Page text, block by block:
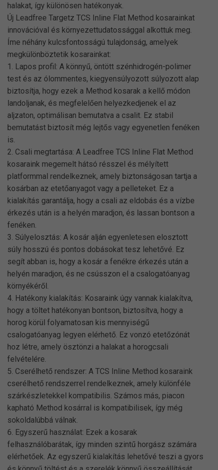
halakat, így különösen hatékonyak.
Új Leadfree Targetz TCS Inline Flat Method kosarainkat
innovációval és környezettudatossággal alkottuk meg.
Íme néhány kulcsfontosságú tulajdonság, amelyek
megkülönböztetik kosarainkat:
1. Lapos profil: A könnyű, öntött szénhidrogén-polimer
test és az ólommentes, kiegyensúlyozott súlyozott alap
biztosítja, hogy ezek a Method kosarak a kellő módon
landoljanak, és megfelelően helyezkedjenek el az
aljzaton, optimálisan bemutatva a csalit. Ez stabil
bemutatást biztosít még lejtős vagy egyenetlen fenéken
is.
2. Csali megtartása: A Leadfree TCS Inline Flat Method
kosaraink megemelt hátsó résszel és mélyített
platformmal rendelkeznek, amely biztonságosan tartja a
kosárban az etetőanyagot vagy a pelleteket. Ez a
kialakítás garantálja, hogy a csali az eldobás és a vízbe
érkezés után is a helyén maradjon, és lassan bontson a
fenéken.
3. Súlyelosztás: A kosár alján egyenletesen elosztott
súly hosszú és pontos dobásokat tesz lehetővé. Ez
segít abban is, hogy a kosár a fenékre érkezés után a
helyén maradjon, és ne csússzon el a csalogatóanyag
környékéről.
4. Hatékony kialakítás: Kosaraink úgy vannak kialakítva,
hogy a töltet hatékonyan bontson, biztosítva, hogy a
horog körül folyamatosan kis mennyiségű
csalogatóanyag legyen elérhető. Ez vonzó etetőzónát
hoz létre, amely ösztönzi a halakat a horogcsali
felvételére.
5. Cserélhető rendszer: A TCS Inline Method kosaraink
cserélhető rendszerrel rendelkeznek, amely különféle
szárkészletekkel kompatibilis. Számos más, piacon
kapható Method kosárral is kompatibilisek, így még
sokoldalúbbá válnak.
6. Egyszerű használat: Ezek a kosarak
felhasználóbarátak, így minden szintű horgász számára
elérhetőek. Az egyszerű kialakítás lehetővé teszi a gyors